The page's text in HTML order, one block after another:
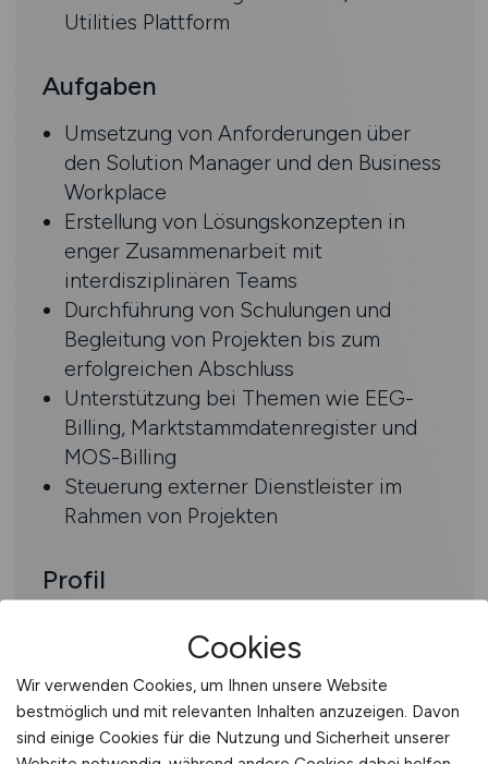
Utilities Plattform
Aufgaben
Umsetzung von Anforderungen über
den Solution Manager und den Business
Workplace
Erstellung von Lösungskonzepten in
enger Zusammenarbeit mit
interdisziplinären Teams
Durchführung von Schulungen und
Begleitung von Projekten bis zum
erfolgreichen Abschluss
Unterstützung bei Themen wie EEG-
Billing, Marktstammdatenregister und
MOS-Billing
Steuerung externer Dienstleister im
Rahmen von Projekten
Profil
Wirtschaftsinformatik, Informatik oder
vergleichbare Qualifikation
Erfahrung in SAP IS-U Tarifierung und
Customizing
Cookies
Wir verwenden Cookies, um Ihnen unsere Website
bestmöglich und mit relevanten Inhalten anzuzeigen. Davon
sind einige Cookies für die Nutzung und Sicherheit unserer